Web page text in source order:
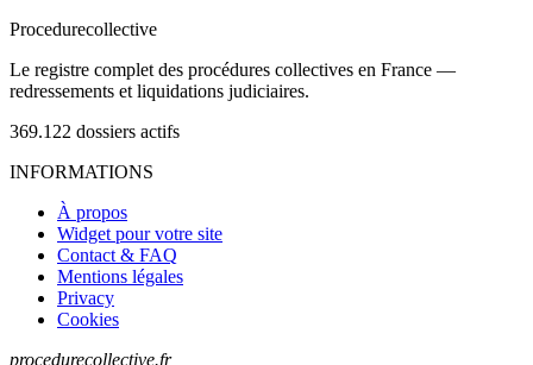
Procedurecollective
Le registre complet des procédures collectives en France —
redressements et liquidations judiciaires.
369.122 dossiers actifs
INFORMATIONS
À propos
Widget pour votre site
Contact & FAQ
Mentions légales
Privacy
Cookies
procedurecollective.fr